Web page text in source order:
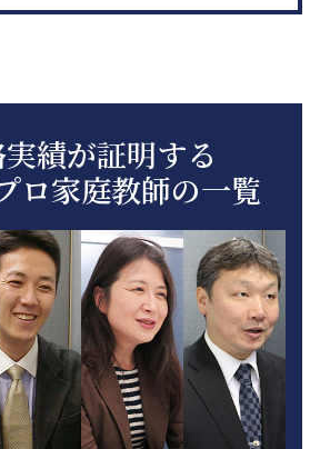
績が証明する
ロ家庭教師の一覧